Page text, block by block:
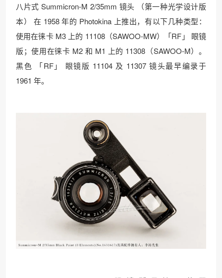
八片式 Summicron-M 2/35mm 镜头 （第一种光学设计版
本） 在 1958 年的 Photokina 上推出，有以下几种类型：
使用在徕卡 M3 上的 11108（SAWOO-MW）「RF」 眼镜
版；使用在徕卡 M2 和 M1 上的 11308（SAWOO-M）。
黑色 「RF」 眼镜版 11104 及 11307 镜头最早编录于
1961 年。